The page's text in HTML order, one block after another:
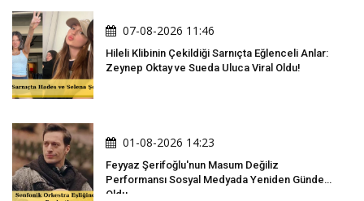
07-08-2026 11:46
Hileli Klibinin Çekildiği Sarnıçta Eğlenceli Anlar:
Zeynep Oktay ve Sueda Uluca Viral Oldu!
01-08-2026 14:23
Feyyaz Şerifoğlu'nun Masum Değiliz
Performansı Sosyal Medyada Yeniden Gündem
Oldu